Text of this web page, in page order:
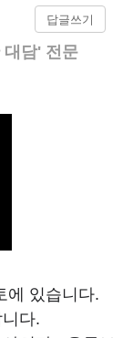
답글쓰기
대담' 전문
에 있습니다.
다.